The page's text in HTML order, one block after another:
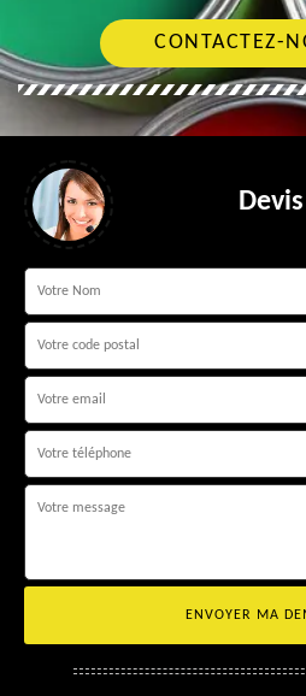
CONTACTEZ-